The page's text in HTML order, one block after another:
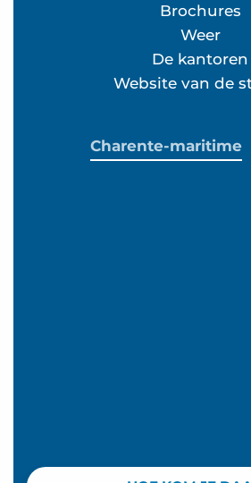
Brochures
Weer
De kantoren
Website van de
Charente-maritime